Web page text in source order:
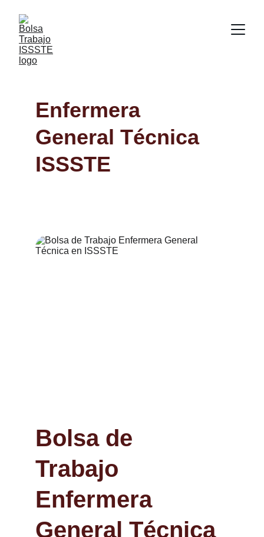
Enfermera
General Técnica
ISSSTE
Bolsa de
Trabajo
Enfermera
General Técnica